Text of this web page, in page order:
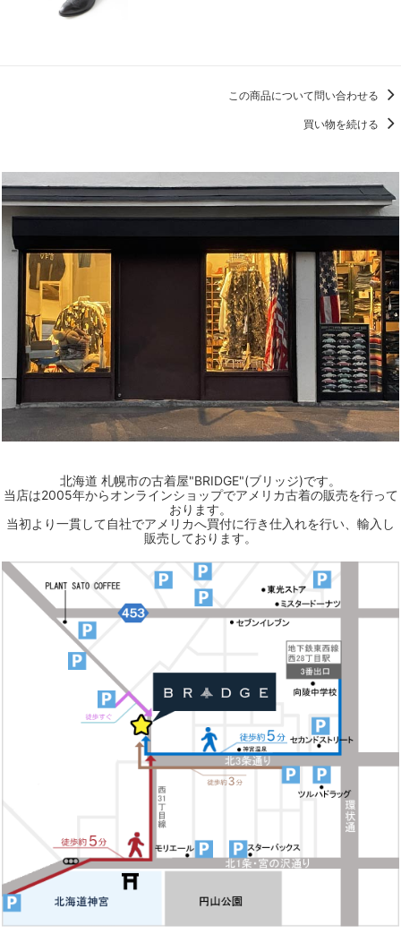
この商品について問い合わせる
買い物を続ける
北海道 札幌市の古着屋"BRIDGE"(ブリッジ)です。
当店は2005年からオンラインショップでアメリカ古着の販売を行って
おります。
当初より一貫して自社でアメリカへ買付に行き仕入れを行い、輸入し
販売しております。